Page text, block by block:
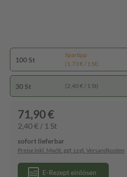
100 St
Spartipp
(1,73 € / 1 St)
30 St (2,40 € / 1 St)
71,90 €
2,40 € / 1 St
sofort lieferbar
Preise inkl. MwSt. ggf. zzgl. Versandkosten
E-Rezept einlösen